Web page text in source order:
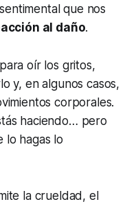
que nos
al daño.
oír los gritos,
y, en algunos casos,
corporales.
haciendo… pero
lo hagas lo
la crueldad, el